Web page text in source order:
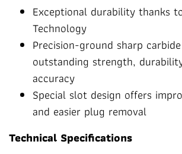
Exceptional durability thanks
Technology
Precision-ground sharp
outstanding strength,
accuracy
Special slot design offers
and easier plug removal
Technical Specifications